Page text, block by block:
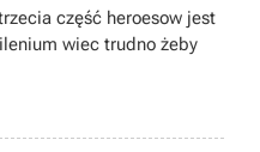
wiec trudno żeby